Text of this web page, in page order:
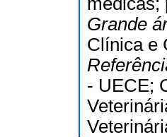
Grande
Clínica e
- UECE;